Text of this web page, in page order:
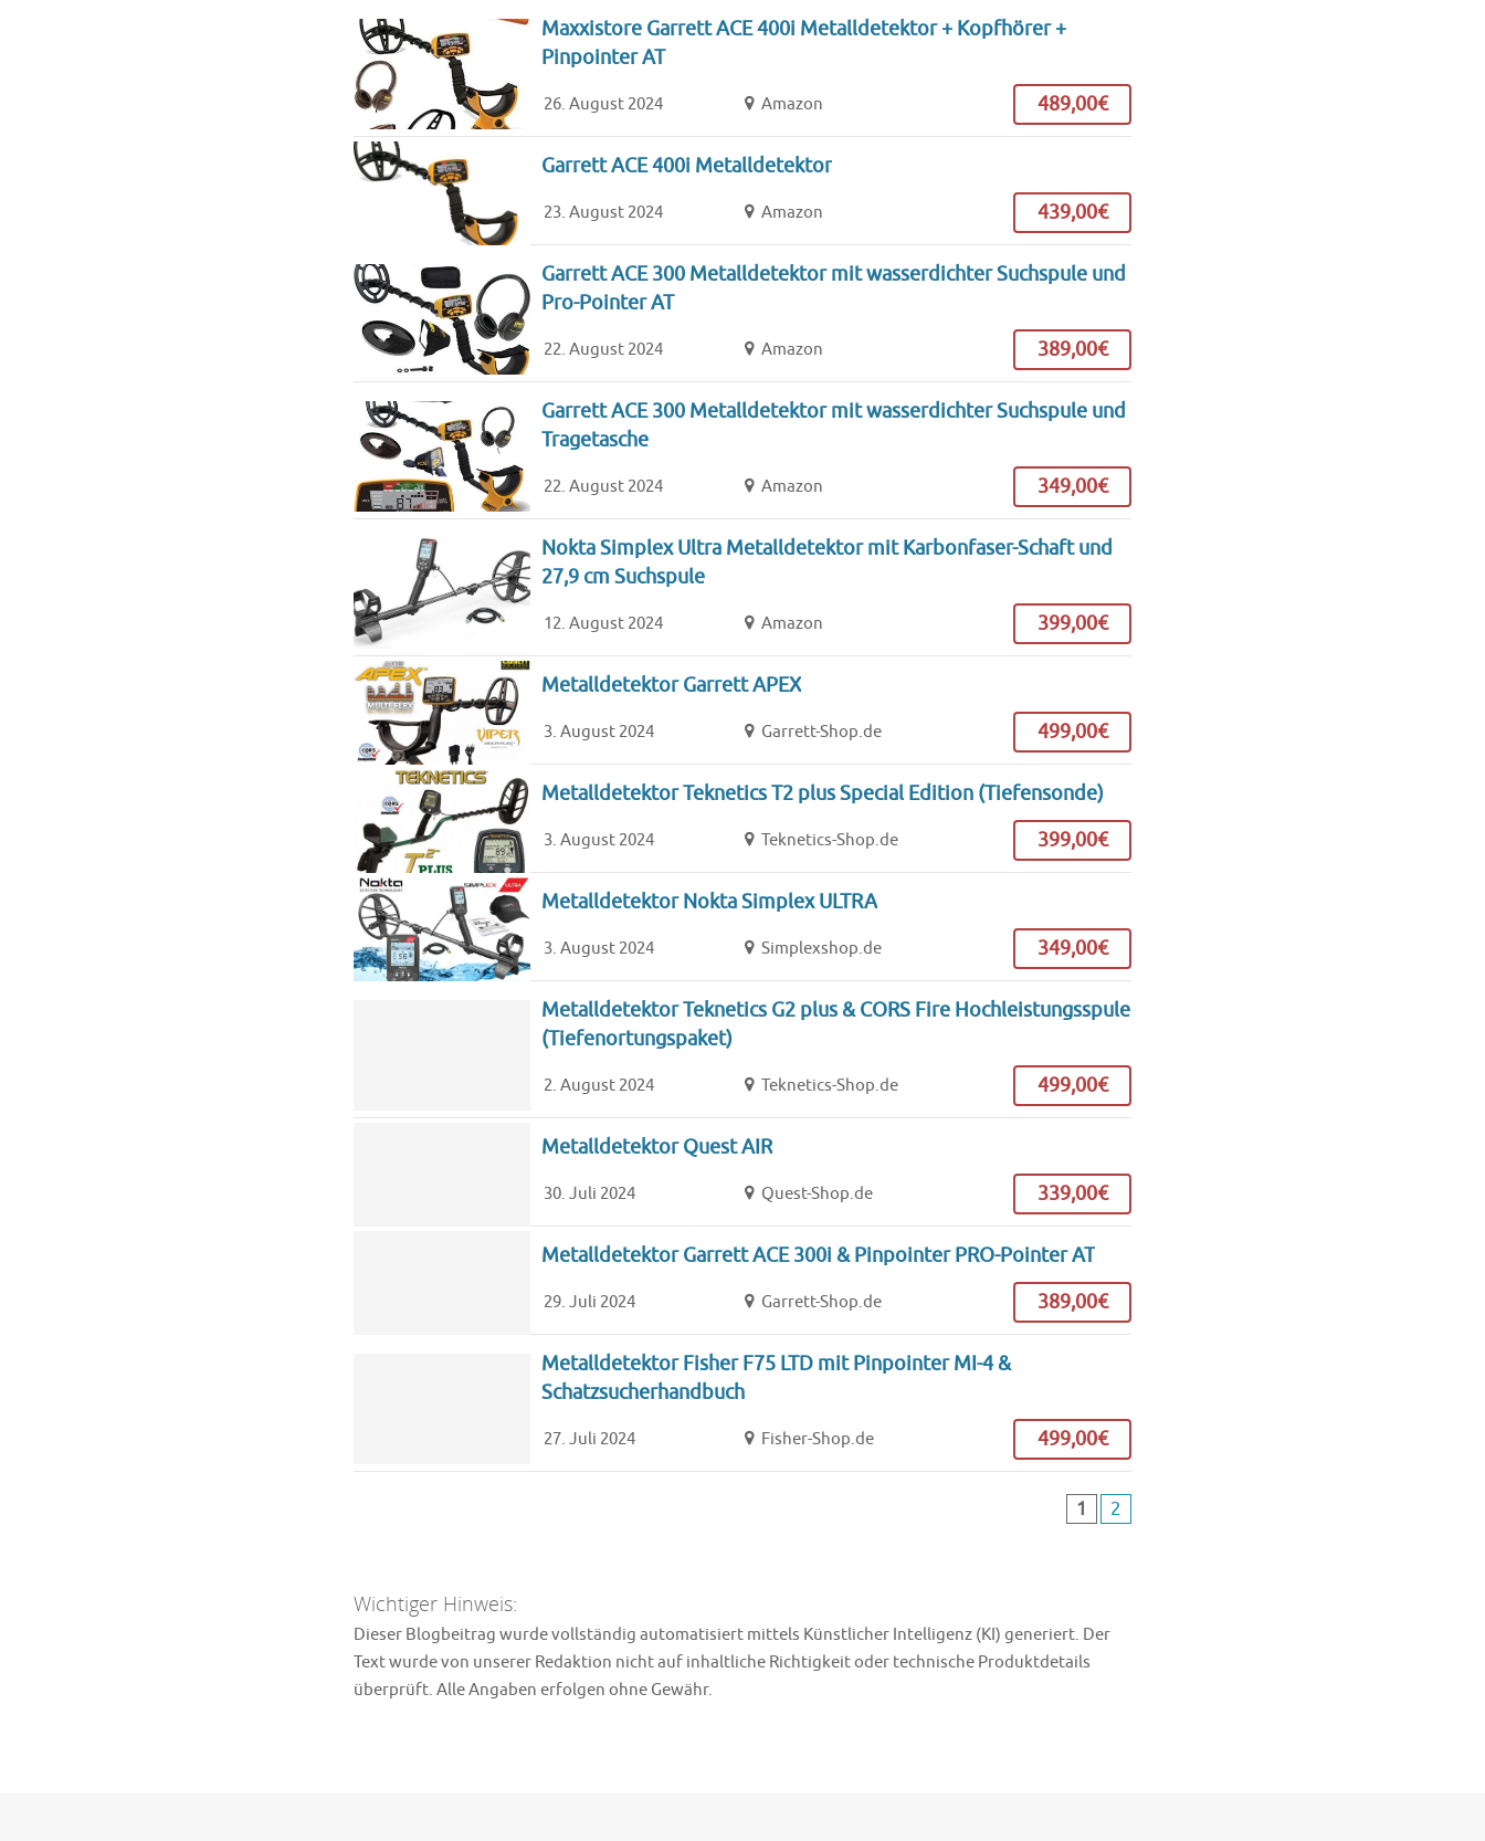
Maxxistore Garrett ACE 400i Metalldetektor + Kopfhörer +
Pinpointer AT
26. August 2024 Amazon 489,00€
Garrett ACE 400i Metalldetektor
23. August 2024 Amazon 439,00€
Garrett ACE 300 Metalldetektor mit wasserdichter Suchspule und
Pro-Pointer AT
22. August 2024 Amazon 389,00€
Garrett ACE 300 Metalldetektor mit wasserdichter Suchspule und
Tragetasche
22. August 2024 Amazon 349,00€
Nokta Simplex Ultra Metalldetektor mit Karbonfaser-Schaft und
27,9 cm Suchspule
12. August 2024 Amazon 399,00€
Metalldetektor Garrett APEX
3. August 2024 Garrett-Shop.de 499,00€
Metalldetektor Teknetics T2 plus Special Edition (Tiefensonde)
3. August 2024 Teknetics-Shop.de 399,00€
Metalldetektor Nokta Simplex ULTRA
3. August 2024 Simplexshop.de 349,00€
Metalldetektor Teknetics G2 plus & CORS Fire Hochleistungsspule
(Tiefenortungspaket)
2. August 2024 Teknetics-Shop.de 499,00€
Metalldetektor Quest AIR
30. Juli 2024 Quest-Shop.de 339,00€
Metalldetektor Garrett ACE 300i & Pinpointer PRO-Pointer AT
29. Juli 2024 Garrett-Shop.de 389,00€
Metalldetektor Fisher F75 LTD mit Pinpointer MI-4 &
Schatzsucherhandbuch
27. Juli 2024 Fisher-Shop.de 499,00€
1 2
Wichtiger Hinweis:
Dieser Blogbeitrag wurde vollständig automatisiert mittels Künstlicher Intelligenz (KI) generiert. Der
Text wurde von unserer Redaktion nicht auf inhaltliche Richtigkeit oder technische Produktdetails
überprüft. Alle Angaben erfolgen ohne Gewähr.